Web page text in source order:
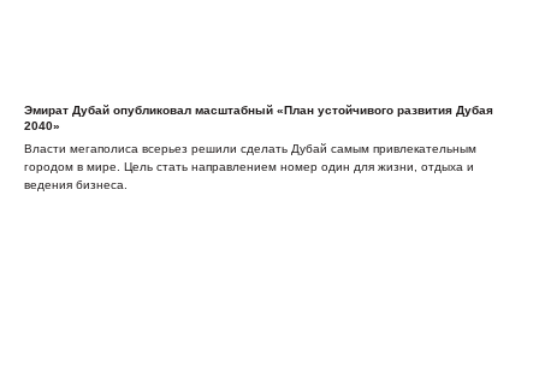
Эмират Дубай опубликовал масштабный «План устойчивого развития Дубая
2040»
Власти мегаполиса всерьез решили сделать Дубай самым привлекательным
городом в мире. Цель стать направлением номер один для жизни, отдыха и
ведения бизнеса.